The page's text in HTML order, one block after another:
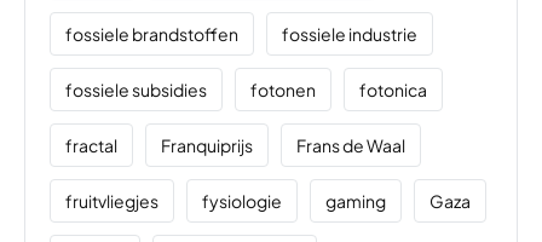
fossiele brandstoffen fossiele industrie
fossiele subsidies fotonen fotonica
fractal Franquiprijs Frans de Waal
fruitvliegjes fysiologie gaming Gaza